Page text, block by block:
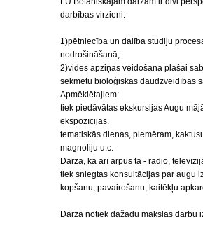
darbības virzieni:
1)pētniecība un dalība studiju
nodrošināšanā;
2)vides apziņas veidošana plašai
sekmētu bioloģiskās daudzveidības
Apmēklētajiem:
tiek piedāvātas ekskursijas Augu
ekspozīcijās.
tematiskās dienas, piemēram,
magnoliju u.c.
Dārzā, kā arī ārpus tā - radio,
tiek sniegtas konsultācijas par augu
kopšanu, pavairošanu, kaitēkļu
Dārzā notiek dažādu mākslas darbu